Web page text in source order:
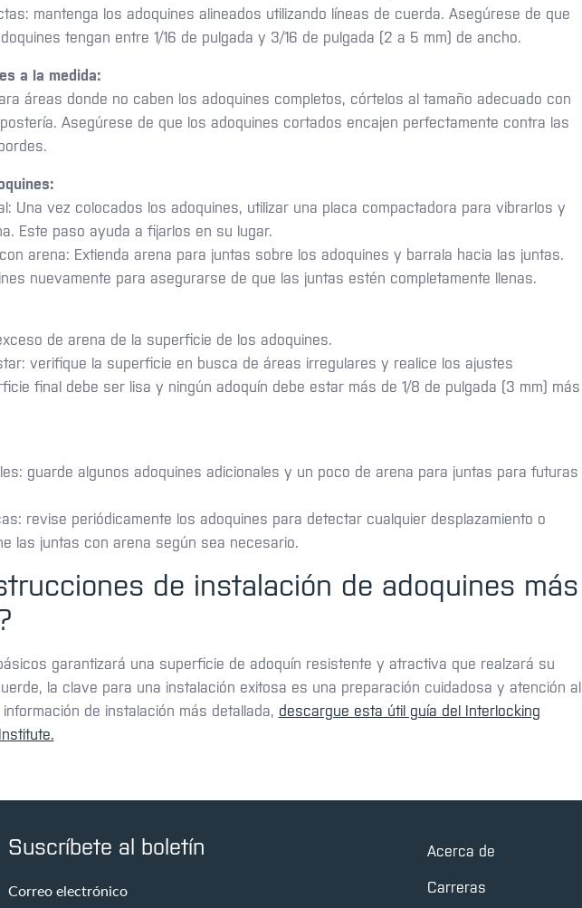
mantenga los adoquines alineados utilizando líneas de cuerda. Asegúrese de que
tengan entre 1/16 de pulgada y 3/16 de pulgada (2 a 5 mm) de ancho.
a la medida:
áreas donde no caben los adoquines completos, córtelos al tamaño adecuado con
Asegúrese de que los adoquines cortados encajen perfectamente contra las
Una vez colocados los adoquines, utilizar una placa compactadora para vibrarlos y
Este paso ayuda a fijarlos en su lugar.
arena: Extienda arena para juntas sobre los adoquines y barrala hacia las juntas.
nuevamente para asegurarse de que las juntas estén completamente llenas.
de arena de la superficie de los adoquines.
verifique la superficie en busca de áreas irregulares y realice los ajustes
final debe ser lisa y ningún adoquín debe estar más de 1/8 de pulgada (3 mm) más
guarde algunos adoquines adicionales y un poco de arena para juntas para futuras
revise periódicamente los adoquines para detectar cualquier desplazamiento o
las juntas con arena según sea necesario.
de instalación de adoquines más
garantizará una superficie de adoquín resistente y atractiva que realzará su
la clave para una instalación exitosa es una preparación cuidadosa y atención al
de instalación más detallada, descargue esta útil guía del Interlocking
Suscríbete al boletín
Correo electrónico
Acerca de
Carreras